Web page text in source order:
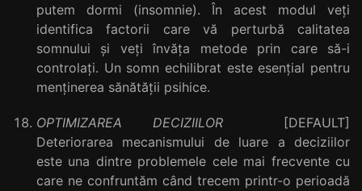
putem dormi (insomnie). În acest modul veți
identifica factorii care vă perturbă calitatea
somnului și veți învăța metode prin care să-i
controlați. Un somn echilibrat este esențial pentru
menținerea sănătății psihice.
OPTIMIZAREA DECIZIILOR[DEFAULT]
Deteriorarea mecanismului de luare a deciziilor
este una dintre problemele cele mai frecvente cu
care ne confruntăm când trecem printr-o perioadă